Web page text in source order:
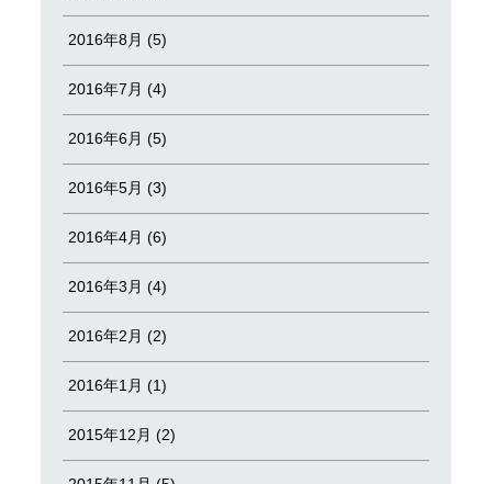
2016年8月 (5)
2016年7月 (4)
2016年6月 (5)
2016年5月 (3)
2016年4月 (6)
2016年3月 (4)
2016年2月 (2)
2016年1月 (1)
2015年12月 (2)